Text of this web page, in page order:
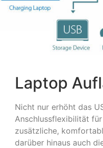
Laptop
Nicht nur erhöht das
Anschlussflexibilität
zusätzliche,
darüber hinaus auch